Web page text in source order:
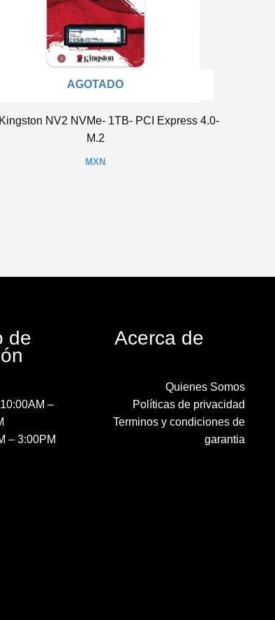
AGOTADO
NV2 NVMe- 1TB- PCI Express 4.0-
M.2
MXN
de
–
– 3:00PM
Acerca de
Quienes Somos
Políticas de privacidad
Terminos y condiciones de
garantia